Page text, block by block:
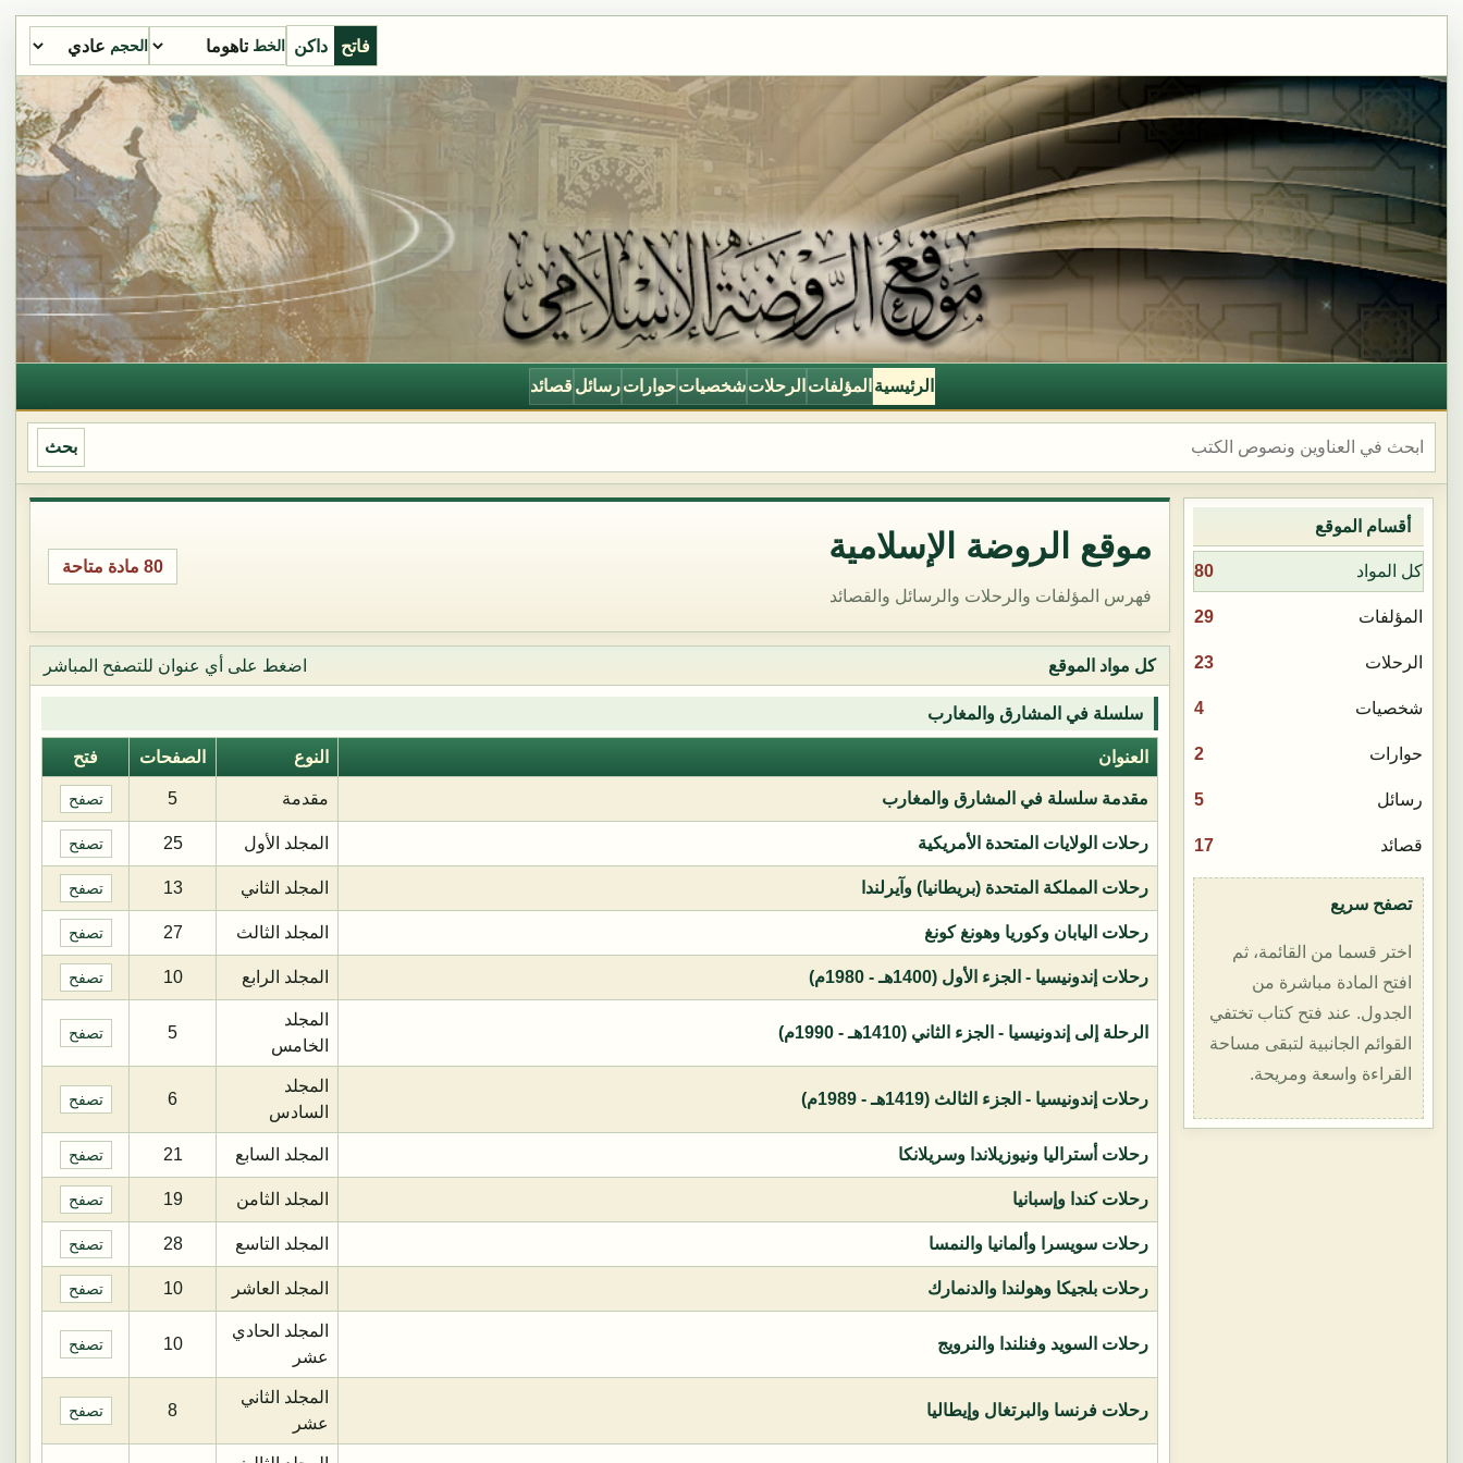
فاتح داكن الخط الحجم
الرئيسية المؤلفات الرحلات شخصيات حوارات رسائل قصائد
بحث
أقسام الموقع
كل المواد 80
المؤلفات 29
الرحلات 23
شخصيات 4
حوارات 2
رسائل 5
قصائد 17
تصفح سريع
اختر قسما من القائمة، ثم
افتح المادة مباشرة من
الجدول. عند فتح كتاب تختفي
القوائم الجانبية لتبقى مساحة
القراءة واسعة ومريحة.
موقع الروضة الإسلامية
فهرس المؤلفات والرحلات والرسائل والقصائد
80 مادة متاحة
كل مواد الموقع اضغط على أي عنوان للتصفح المباشر
سلسلة في المشارق والمغارب
العنوان النوع الصفحات فتح
مقدمة سلسلة في المشارق والمغارب مقدمة 5 تصفح
رحلات الولايات المتحدة الأمريكية المجلد الأول 25 تصفح
رحلات المملكة المتحدة (بريطانيا) وآيرلندا المجلد الثاني 13 تصفح
رحلات اليابان وكوريا وهونغ كونغ المجلد الثالث 27 تصفح
رحلات إندونيسيا - الجزء الأول (1400هـ - 1980م) المجلد الرابع 10 تصفح
الرحلة إلى إندونيسيا - الجزء الثاني (1410هـ - 1990م)
المجلد
الخامس
5 تصفح
رحلات إندونيسيا - الجزء الثالث (1419هـ - 1989م)
المجلد
السادس
6 تصفح
رحلات أستراليا ونيوزيلاندا وسريلانكا المجلد السابع 21 تصفح
رحلات كندا وإسبانيا المجلد الثامن 19 تصفح
رحلات سويسرا وألمانيا والنمسا المجلد التاسع 28 تصفح
رحلات بلجيكا وهولندا والدنمارك المجلد العاشر 10 تصفح
رحلات السويد وفنلندا والنرويج
المجلد الحادي
عشر
10 تصفح
رحلات فرنسا والبرتغال وإيطاليا
المجلد الثاني
عشر
8 تصفح